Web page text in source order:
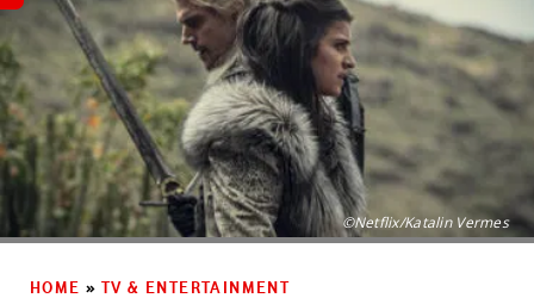
©Netflix/Katalin Vermes
HOME » TV & ENTERTAINMENT